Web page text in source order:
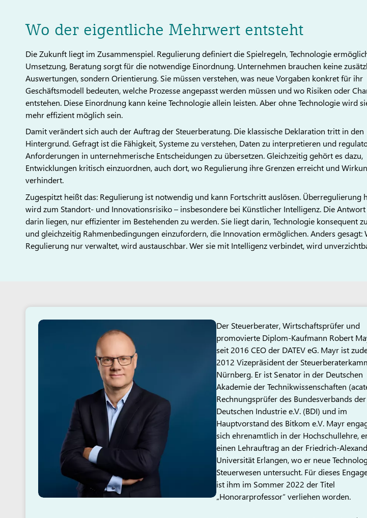
Wo der eigentliche Mehrwert entsteht
Die Zukunft liegt im Zusammenspiel. Regulierung definiert die Spielregeln, Technologie
Umsetzung, Beratung sorgt für die notwendige Einordnung. Unternehmen brauchen keine
Auswertungen, sondern Orientierung. Sie müssen verstehen, was neue Vorgaben konkret für ihr
Geschäftsmodell bedeuten, welche Prozesse angepasst werden müssen und wo Risiken oder
entstehen. Diese Einordnung kann keine Technologie allein leisten. Aber ohne Technologie wird
mehr effizient möglich sein.
Damit verändert sich auch der Auftrag der Steuerberatung. Die klassische Deklaration tritt in den
Hintergrund. Gefragt ist die Fähigkeit, Systeme zu verstehen, Daten zu interpretieren und
Anforderungen in unternehmerische Entscheidungen zu übersetzen. Gleichzeitig gehört es dazu,
Entwicklungen kritisch einzuordnen, auch dort, wo Regulierung ihre Grenzen erreicht und
verhindert.
Zugespitzt heißt das: Regulierung ist notwendig und kann Fortschritt auslösen. Überregulierung
wird zum Standort- und Innovationsrisiko – insbesondere bei Künstlicher Intelligenz. Die
darin liegen, nur effizienter im Bestehenden zu werden. Sie liegt darin, Technologie konsequent
und gleichzeitig Rahmenbedingungen einzufordern, die Innovation ermöglichen. Anders gesagt:
Regulierung nur verwaltet, wird austauschbar. Wer sie mit Intelligenz verbindet, wird
Der Steuerberater, Wirtschaftsprüfer und
promovierte Diplom-Kaufmann Robert
seit 2016 CEO der DATEV eG. Mayr ist
2012 Vizepräsident der
Nürnberg. Er ist Senator in der Deutschen
Akademie der Technikwissenschaften
Rechnungsprüfer des Bundesverbands der
Deutschen Industrie e.V. (BDI) und im
Hauptvorstand des Bitkom e.V. Mayr
sich ehrenamtlich in der Hochschullehre,
einen Lehrauftrag an der Friedrich-
Universität Erlangen, wo er neue
Steuerwesen untersucht. Für dieses
ist ihm im Sommer 2022 der Titel
„Honorarprofessor“ verliehen worden.